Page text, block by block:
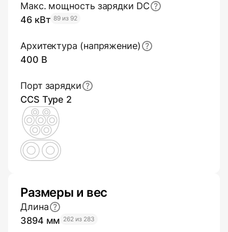
Макс. мощность зарядки DC
46 кВт 89 из 92
Архитектура (напряжение)
400 В
Порт зарядки
CCS Type 2
Размеры и вес
Длина
3894 мм 262 из 283